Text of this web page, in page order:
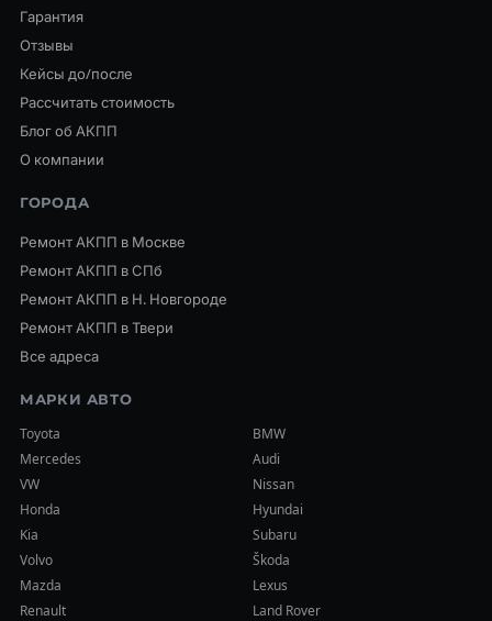
Гарантия
Отзывы
Кейсы до/после
Рассчитать стоимость
Блог об АКПП
О компании
ГОРОДА
Ремонт АКПП в Москве
Ремонт АКПП в СПб
Ремонт АКПП в Н. Новгороде
Ремонт АКПП в Твери
Все адреса
МАРКИ АВТО
Toyota
BMW
Mercedes
Audi
VW
Nissan
Honda
Hyundai
Kia
Subaru
Volvo
Škoda
Mazda
Lexus
Renault
Land Rover